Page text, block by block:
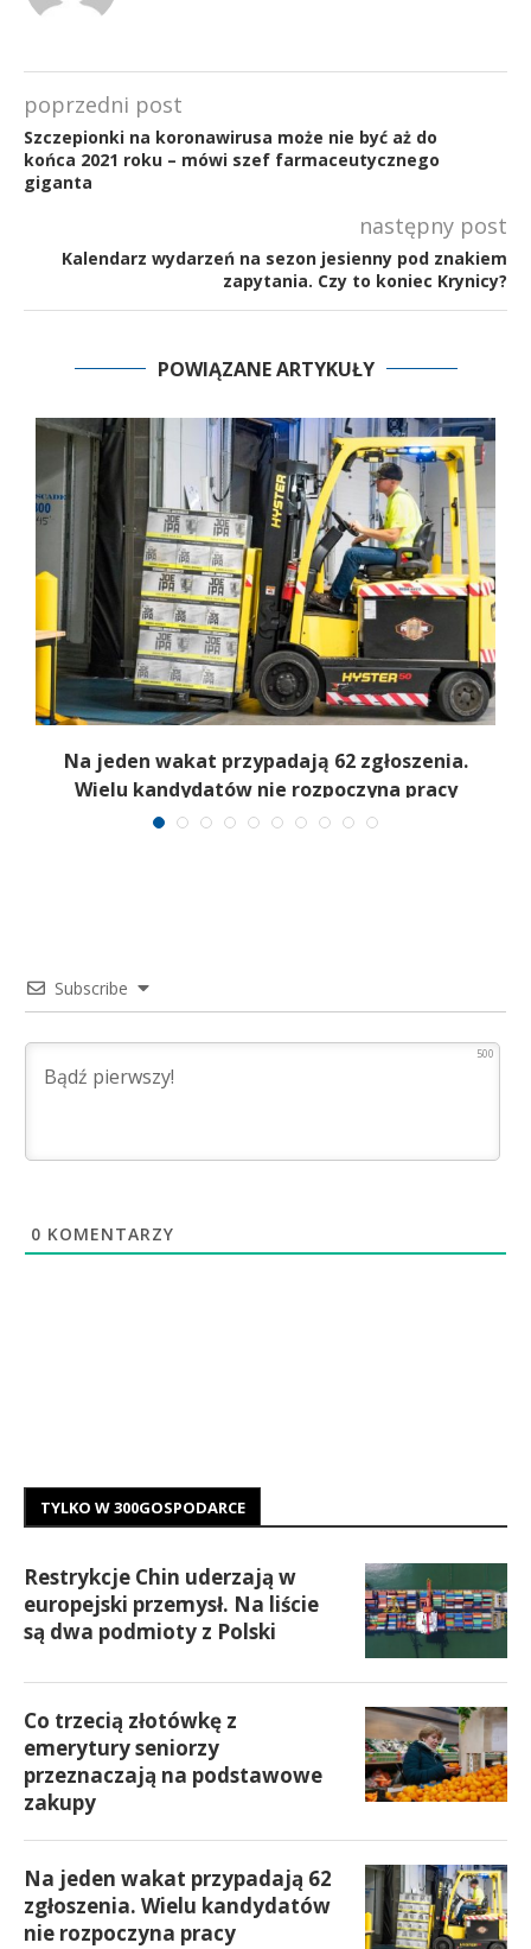
poprzedni post
Szczepionki na koronawirusa może nie być aż do
końca 2021 roku – mówi szef farmaceutycznego
giganta
następny post
Kalendarz wydarzeń na sezon jesienny pod znakiem
zapytania. Czy to koniec Krynicy?
POWIĄZANE ARTYKUŁY
Na jeden wakat przypadają 62 zgłoszenia.
Wielu kandydatów nie rozpoczyna pracy
Subscribe
500
0 KOMENTARZY
TYLKO W 300GOSPODARCE
Restrykcje Chin uderzają w
europejski przemysł. Na liście
są dwa podmioty z Polski
Co trzecią złotówkę z
emerytury seniorzy
przeznaczają na podstawowe
zakupy
Na jeden wakat przypadają 62
zgłoszenia. Wielu kandydatów
nie rozpoczyna pracy